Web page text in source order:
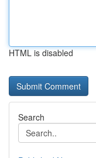
HTML is disabled
Search